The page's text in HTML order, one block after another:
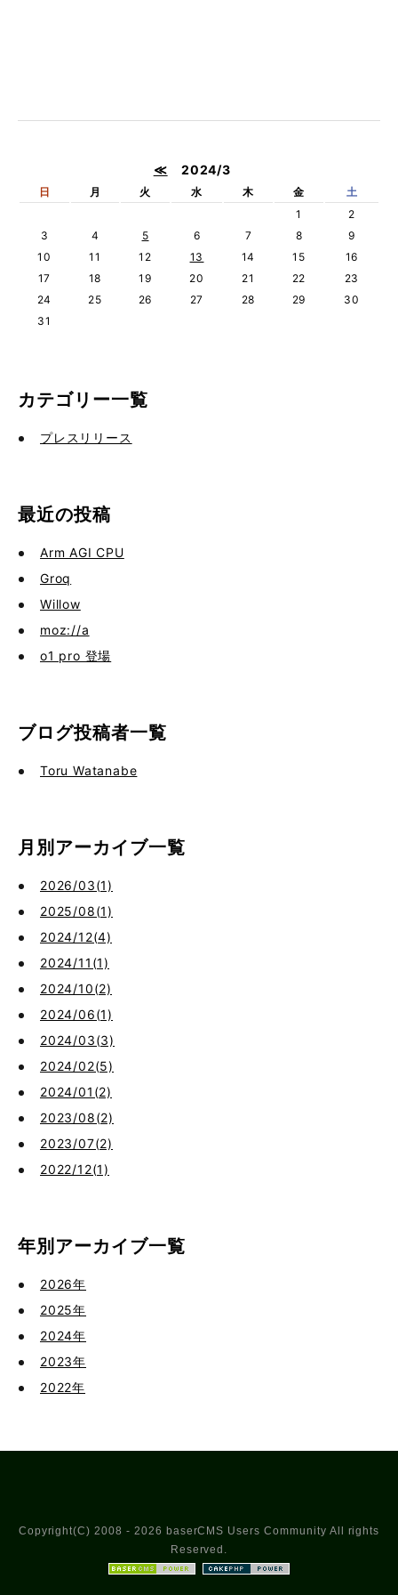
≪ 2024/3
日 月 火 水 木 金
土
1
2
3
4 5 6 7 8
9
10
11 12 13 14 15
16
17
18 19 20 21 22
23
24
25 26 27 28 29
30
31
カテゴリー一覧
プレスリリース
最近の投稿
Arm AGI CPU
Groq
Willow
moz://a
o1 pro 登場
ブログ投稿者一覧
Toru Watanabe
月別アーカイブ一覧
2026/03(1)
2025/08(1)
2024/12(4)
2024/11(1)
2024/10(2)
2024/06(1)
2024/03(3)
2024/02(5)
2024/01(2)
2023/08(2)
2023/07(2)
2022/12(1)
年別アーカイブ一覧
2026年
2025年
2024年
2023年
2022年
Copyright(C) 2008 - 2026 baserCMS Users Community All rights
Reserved.